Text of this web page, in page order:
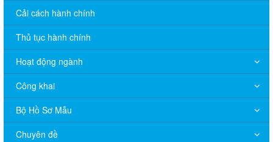
Cải cách hành chính
Thủ tục hành chính
Hoạt động ngành
Công khai
Bộ Hồ Sơ Mẫu
Chuyên đề